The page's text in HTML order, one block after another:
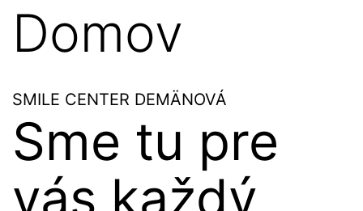
Domov
SMILE CENTER DEMÄNOVÁ
Sme tu pre
vás každý